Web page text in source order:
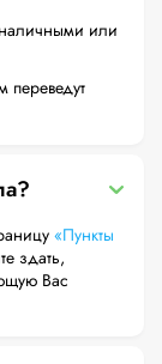
или
переведут
«Пункты
здать,